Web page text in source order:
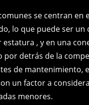
se centran en
lo que puede ser un
, y en una
por detrás de la
de mantenimiento,
un factor a
menores.